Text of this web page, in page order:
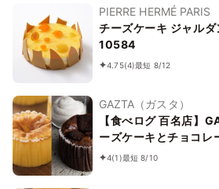
PIERRE HERMÉ PARIS
チーズケーキ ジャルダ
10584
4.75(4)最短 8/12
GAZTA（ガスタ）
【食べログ 百名店】
ーズケーキとチョコレ
ケーキ 2種4個セット
4(1)最短 8/10